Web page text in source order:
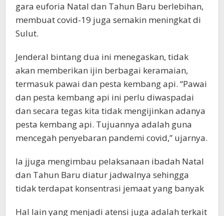
gara euforia Natal dan Tahun Baru berlebihan,
membuat covid-19 juga semakin meningkat di
Sulut.
Jenderal bintang dua ini menegaskan, tidak
akan memberikan ijin berbagai keramaian,
termasuk pawai dan pesta kembang api. “Pawai
dan pesta kembang api ini perlu diwaspadai
dan secara tegas kita tidak mengijinkan adanya
pesta kembang api. Tujuannya adalah guna
mencegah penyebaran pandemi covid,” ujarnya.
Ia jjuga mengimbau pelaksanaan ibadah Natal
dan Tahun Baru diatur jadwalnya sehingga
tidak terdapat konsentrasi jemaat yang banyak
Hal lain yang menjadi atensi juga adalah terkait